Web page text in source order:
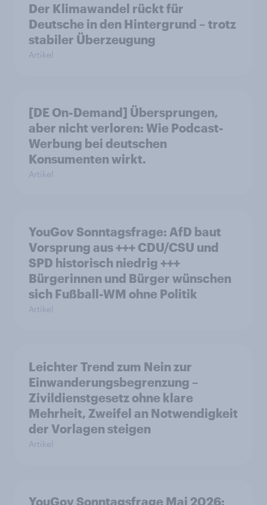
Der Klimawandel rückt für
Deutsche in den Hintergrund – trotz
stabiler Überzeugung
Artikel
[DE On-Demand] Übersprungen,
aber nicht verloren: Wie Podcast-
Werbung bei deutschen
Konsumenten wirkt.
Artikel
YouGov Sonntagsfrage: AfD baut
Vorsprung aus +++ CDU/CSU und
SPD historisch niedrig +++
Bürgerinnen und Bürger wünschen
sich Fußball-WM ohne Politik
Artikel
Leichter Trend zum Nein zur
Einwanderungsbegrenzung –
Zivildienstgesetz ohne klare
Mehrheit, Zweifel an Notwendigkeit
der Vorlagen steigen
Artikel
YouGov Sonntagsfrage Mai 2026: